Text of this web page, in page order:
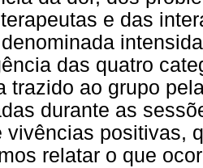
e das
das quatro
trazido ao grupo
durante as
vivências positivas,
relatar o que